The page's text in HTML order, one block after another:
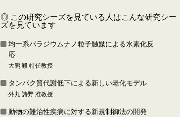
◎ この研究シーズを見ている人はこんな研究シー
ズを見ています
均一系パラジウムナノ粒子触媒による水素化反
応
大熊 毅 特任教授
タンパク質代謝低下による新しい老化モデル
外丸 詩野 准教授
動物の難治性疾病に対する新規制御法の開発